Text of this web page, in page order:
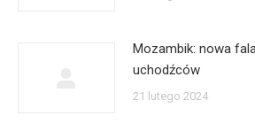
Mozambik: nowa
uchodźców
21 lutego 2024